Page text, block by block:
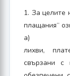
1. За целите
плащания“
а)
лихви,
свързани с